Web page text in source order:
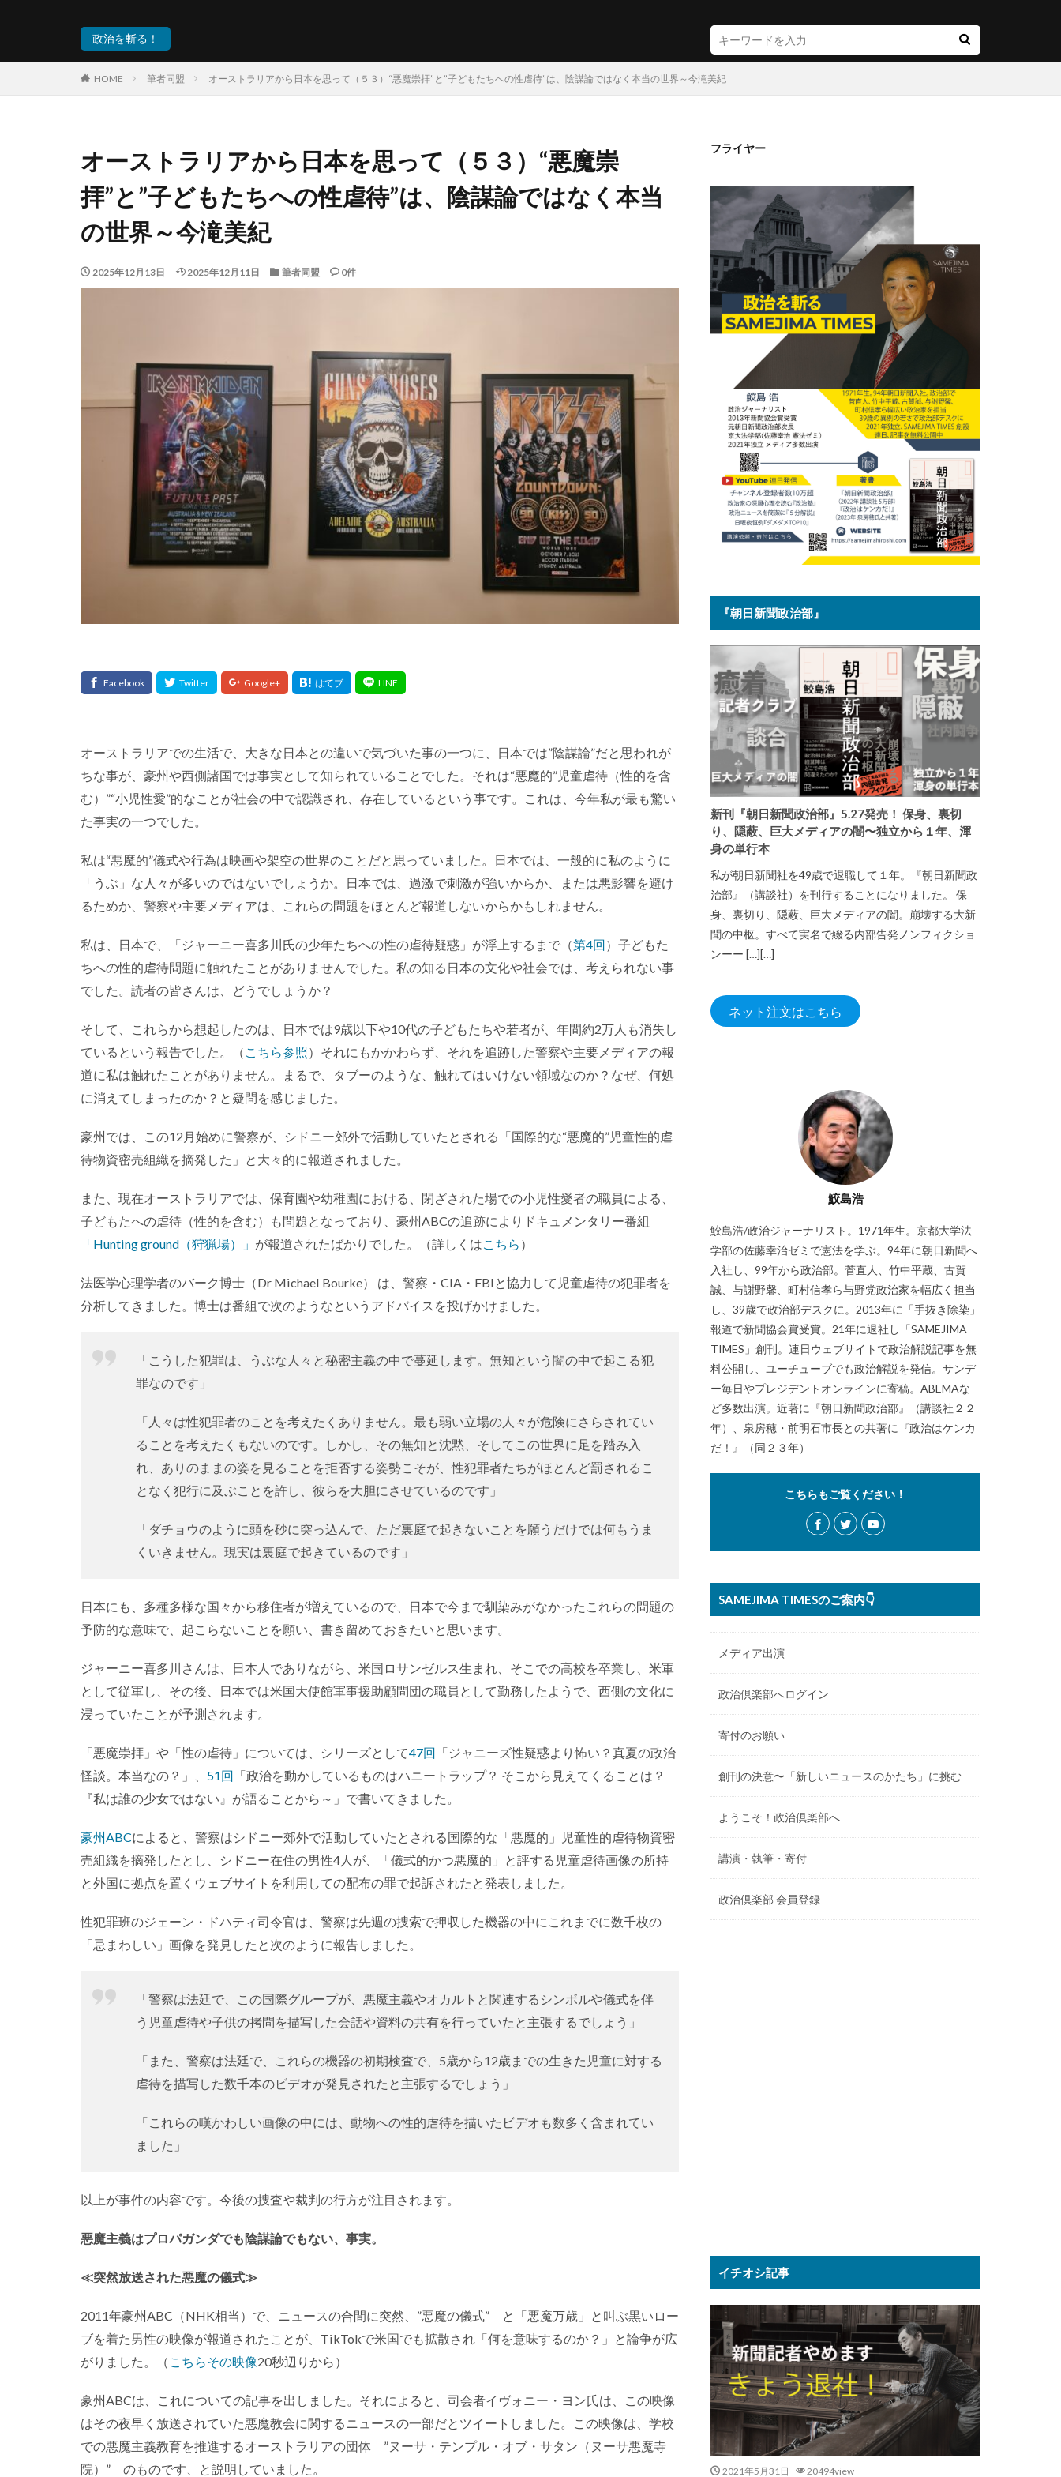
政治を斬る！
HOME 筆者同盟 オーストラリアから日本を思って（５３）“悪魔崇拝”と”子どもたちへの性虐待”は、陰謀論ではなく本当の世界～今滝美紀
オーストラリアから日本を思って（５３）“悪魔崇
拝”と”子どもたちへの性虐待”は、陰謀論ではなく本当
の世界～今滝美紀
2025年12月13日 2025年12月11日 筆者同盟 0件
オーストラリアでの生活で、大きな日本との違いで気づいた事の一つに、日本では”陰謀論”だと思われが
ちな事が、豪州や西側諸国では事実として知られていることでした。それは“悪魔的”児童虐待（性的を含
む）”“小児性愛”的なことが社会の中で認識され、存在しているという事です。これは、今年私が最も驚い
た事実の一つでした。
私は“悪魔的”儀式や行為は映画や架空の世界のことだと思っていました。日本では、一般的に私のように
「うぶ」な人々が多いのではないでしょうか。日本では、過激で刺激が強いからか、または悪影響を避け
るためか、警察や主要メディアは、これらの問題をほとんど報道しないからかもしれません。
私は、日本で、「ジャーニー喜多川氏の少年たちへの性の虐待疑惑」が浮上するまで（第4回）子どもた
ちへの性的虐待問題に触れたことがありませんでした。私の知る日本の文化や社会では、考えられない事
でした。読者の皆さんは、どうでしょうか？
そして、これらから想起したのは、日本では9歳以下や10代の子どもたちや若者が、年間約2万人も消失し
ているという報告でした。（ こちら参照）それにもかかわらず、それを追跡した警察や主要メディアの報
道に私は触れたことがありません。まるで、タブーのような、触れてはいけない領域なのか？なぜ、何処
に消えてしまったのか？と疑問を感じました。
豪州では、この12月始めに警察が、シドニー郊外で活動していたとされる「国際的な“悪魔的”児童性的虐
待物資密売組織を摘発した」と大々的に報道されました。
また、現在オーストラリアでは、保育園や幼稚園における、閉ざされた場での小児性愛者の職員による、
子どもたへの虐待（性的を含む）も問題となっており、豪州ABCの追跡によりドキュメンタリー番組
「Hunting ground（狩猟場）」 が報道されたばかりでした。（詳しくはこちら ）
法医学心理学者のバーク博士（Dr Michael Bourke） は、警察・CIA・FBIと協力して児童虐待の犯罪者を
分析してきました。博士は番組で次のようなというアドバイスを投げかけました。
「こうした犯罪は、うぶな人々と秘密主義の中で蔓延します。無知という闇の中で起こる犯
罪なのです」
「人々は性犯罪者のことを考えたくありません。最も弱い立場の人々が危険にさらされてい
ることを考えたくもないのです。しかし、その無知と沈黙、そしてこの世界に足を踏み入
れ、ありのままの姿を見ることを拒否する姿勢こそが、性犯罪者たちがほとんど罰されるこ
となく犯行に及ぶことを許し、彼らを大胆にさせているのです」
「ダチョウのように頭を砂に突っ込んで、ただ裏庭で起きないことを願うだけでは何もうま
くいきません。現実は裏庭で起きているのです」
日本にも、多種多様な国々から移住者が増えているので、日本で今まで馴染みがなかったこれらの問題の
予防的な意味で、起こらないことを願い、書き留めておきたいと思います。
ジャーニー喜多川さんは、日本人でありながら、米国ロサンゼルス生まれ、そこでの高校を卒業し、米軍
として従軍し、その後、日本では米国大使館軍事援助顧問団の職員として勤務したようで、西側の文化に
浸っていたことが予測されます。
「悪魔崇拝」や「性の虐待」については、シリーズとして47回 「ジャニーズ性疑惑より怖い？真夏の政治
怪談。本当なの？」、 51回 「政治を動かしているものはハニートラップ？ そこから見えてくることは？
『私は誰の少女ではない』が語ることから～」で書いてきました。
豪州ABCによると、警察はシドニー郊外で活動していたとされる国際的な「悪魔的」児童性的虐待物資密
売組織を摘発したとし、シドニー在住の男性4人が、「儀式的かつ悪魔的」と評する児童虐待画像の所持
と外国に拠点を置くウェブサイトを利用しての配布の罪で起訴されたと発表しました。
性犯罪班のジェーン・ドハティ司令官は、警察は先週の捜索で押収した機器の中にこれまでに数千枚の
「忌まわしい」画像を発見したと次のように報告しました。
「警察は法廷で、この国際グループが、悪魔主義やオカルトと関連するシンボルや儀式を伴
う児童虐待や子供の拷問を描写した会話や資料の共有を行っていたと主張するでしょう」
「また、警察は法廷で、これらの機器の初期検査で、5歳から12歳までの生きた児童に対する
虐待を描写した数千本のビデオが発見されたと主張するでしょう」
「これらの嘆かわしい画像の中には、動物への性的虐待を描いたビデオも数多く含まれてい
ました」
以上が事件の内容です。今後の捜査や裁判の行方が注目されます。
悪魔主義はプロパガンダでも陰謀論でもない、事実。
≪突然放送された悪魔の儀式≫
2011年豪州ABC（NHK相当）で、ニュースの合間に突然、”悪魔の儀式” と「悪魔万歳」と叫ぶ黒いロー
ブを着た男性の映像が報道されたことが、TikTokで米国でも拡散され「何を意味するのか？」と論争が広
がりました。（ こちらその映像20秒辺りから）
豪州ABCは、これについての記事を出しました。それによると、司会者イヴォニー・ヨン氏は、この映像
はその夜早く放送されていた悪魔教会に関するニュースの一部だとツイートしました。この映像は、学校
での悪魔主義教育を推進するオーストラリアの団体 ”ヌーサ・テンプル・オブ・サタン（ヌーサ悪魔寺
院）” のものです、と説明していました。
フライヤー
『朝日新聞政治部』
新刊『朝日新聞政治部』5.27発売！ 保身、裏切
り、隠蔽、巨大メディアの闇〜独立から１年、渾
身の単行本
私が朝日新聞社を49歳で退職して１年。『朝日新聞政
治部』（講談社）を刊行することになりました。 保
身、裏切り、隠蔽、巨大メディアの闇。崩壊する大新
聞の中枢。すべて実名で綴る内部告発ノンフィクショ
ンーー […][…]
ネット注文はこちら
鮫島浩
鮫島浩/政治ジャーナリスト。1971年生。京都大学法
学部の佐藤幸治ゼミで憲法を学ぶ。94年に朝日新聞へ
入社し、99年から政治部。菅直人、竹中平蔵、古賀
誠、与謝野馨、町村信孝ら与野党政治家を幅広く担当
し、39歳で政治部デスクに。2013年に「手抜き除染」
報道で新聞協会賞受賞。21年に退社し「SAMEJIMA
TIMES」創刊。連日ウェブサイトで政治解説記事を無
料公開し、ユーチューブでも政治解説を発信。サンデ
ー毎日やプレジデントオンラインに寄稿。ABEMAな
ど多数出演。近著に『朝日新聞政治部』（講談社２２
年）、泉房穂・前明石市長との共著に『政治はケンカ
だ！』（同２３年）
こちらもご覧ください！
SAMEJIMA TIMESのご案内👇
メディア出演
政治倶楽部へログイン
寄付のお願い
創刊の決意〜「新しいニュースのかたち」に挑む
ようこそ！政治倶楽部へ
講演・執筆・寄付
政治倶楽部 会員登録
イチオシ記事
2021年5月31日 20494view